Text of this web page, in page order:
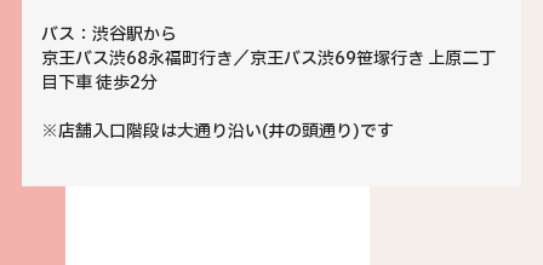
バス：渋谷駅から
京王バス渋68永福町行き／京王バス渋69笹塚行き 上原二丁
目下車 徒歩2分
※店舗入口階段は大通り沿い(井の頭通り)です